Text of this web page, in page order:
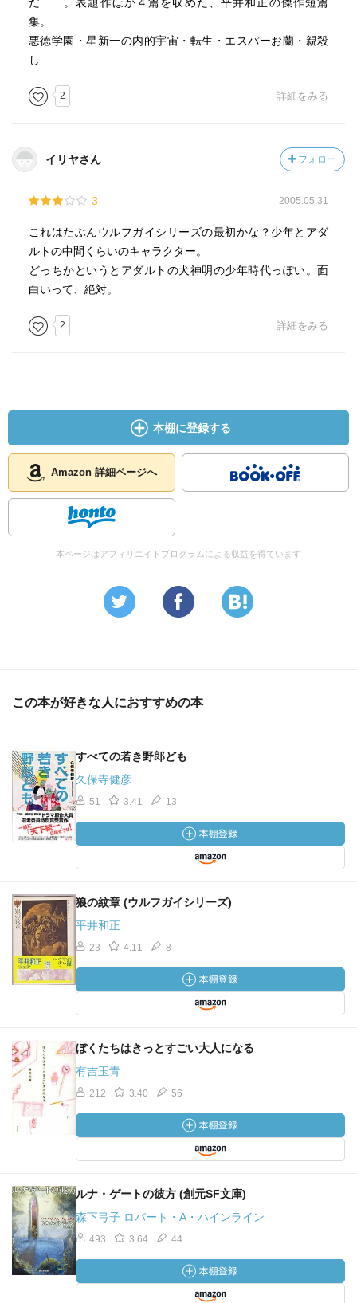
近頃の若いもんは、何考えてるか分からん！新人類やな！
と良く言われる。
それが地球上に新しく生まれた何ものかやったという…タ
今日は、うちで
クリント・イーストウッド監督の
「陪審員2番」
法廷ミステリー。クリント・イーストウッドの引退作と
も？
何か、ええ加減な…
て、早く有罪にして終わらせにかかる。
ラストは、
これからどうするんやろ？って感じ。
集。
悪徳学園・星新一の内的宇宙・転生・エスパーお蘭・親殺
し
2 詳細をみる
イリヤさん フォロー
3 2005.05.31
これはたぶんウルフガイシリーズの最初かな？少年とアダ
ルトの中間くらいのキャラクター。
どっちかというとアダルトの犬神明の少年時代っぽい。面
白いって、絶対。
2 詳細をみる
本棚に登録する
Amazon 詳細ページへ
本ページはアフィリエイトプログラムによる収益を得ています
この本が好きな人におすすめの本
すべての若き野郎ども
久保寺健彦
51 3.41 13
狼の紋章 (ウルフガイシリーズ)
平井和正
23 4.11 8
ぼくたちはきっとすごい大人になる
有吉玉青
212 3.40 56
ルナ・ゲートの彼方 (創元SF文庫)
森下弓子 ロバート・A・ハインライン
493 3.64 44